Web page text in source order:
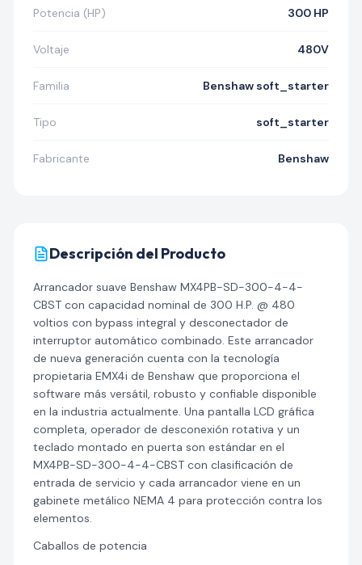
Potencia (HP) 300 HP
Voltaje 480V
Familia Benshaw soft_starter
Tipo soft_starter
Fabricante Benshaw
Descripción del Producto
Arrancador suave Benshaw MX4PB-SD-300-4-4-
CBST con capacidad nominal de 300 H.P. @ 480
voltios con bypass integral y desconectador de
interruptor automático combinado. Este arrancador
de nueva generación cuenta con la tecnología
propietaria EMX4i de Benshaw que proporciona el
software más versátil, robusto y confiable disponible
en la industria actualmente. Una pantalla LCD gráfica
completa, operador de desconexión rotativa y un
teclado montado en puerta son estándar en el
MX4PB-SD-300-4-4-CBST con clasificación de
entrada de servicio y cada arrancador viene en un
gabinete metálico NEMA 4 para protección contra los
elementos.
Caballos de potencia